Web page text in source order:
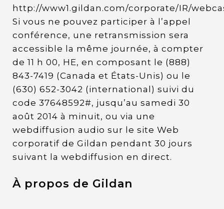
http://www1.gildan.com/corporate/IR/
Si vous ne pouvez participer à l’appel
conférence, une retransmission sera
accessible la même journée, à compter
de 11 h 00, HE, en composant le (888)
843-7419 (Canada et États-Unis) ou le
(630) 652-3042 (international) suivi du
code 37648592#, jusqu’au samedi 30
août 2014 à minuit, ou via une
webdiffusion audio sur le site Web
corporatif de Gildan pendant 30 jours
suivant la webdiffusion en direct.
À propos de Gildan